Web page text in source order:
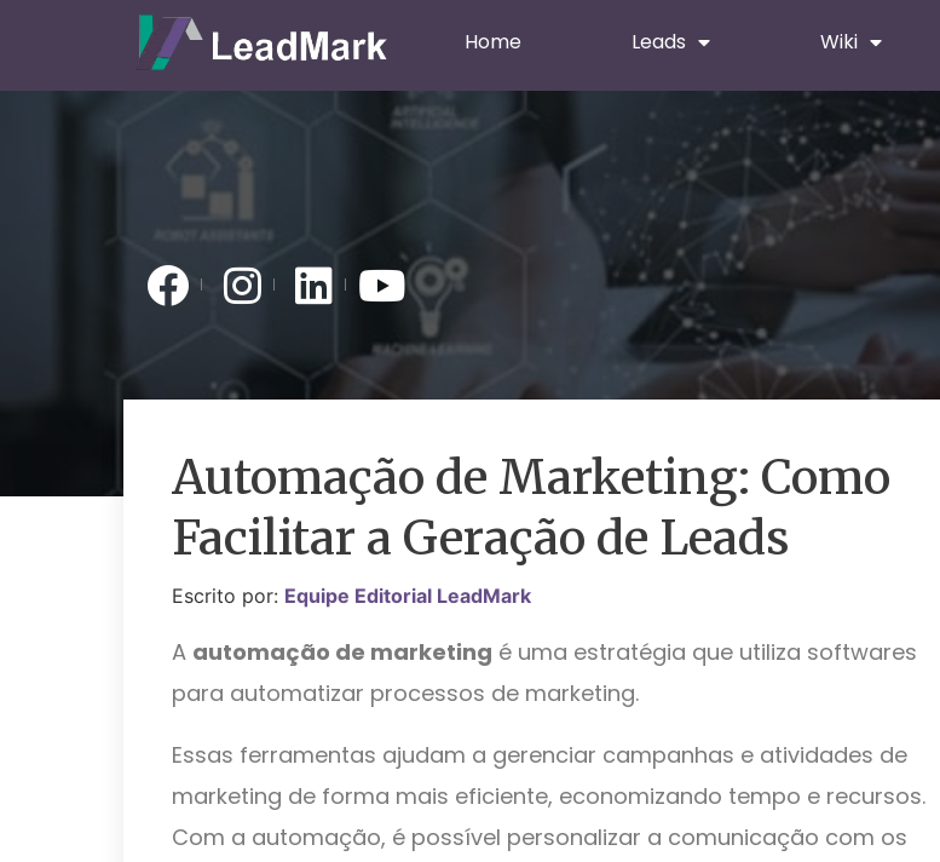
Home Leads Wiki
Automação de Marketing: Como
Facilitar a Geração de Leads
Escrito por: Equipe Editorial LeadMark
A automação de marketing é uma estratégia que utiliza softwares
para automatizar processos de marketing.
Essas ferramentas ajudam a gerenciar campanhas e atividades de
marketing de forma mais eficiente, economizando tempo e recursos.
Com a automação, é possível personalizar a comunicação com os